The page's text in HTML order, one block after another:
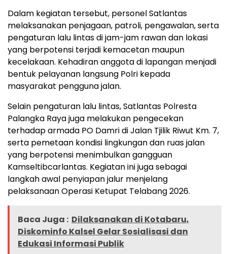
Dalam kegiatan tersebut, personel Satlantas
melaksanakan penjagaan, patroli, pengawalan, serta
pengaturan lalu lintas di jam-jam rawan dan lokasi
yang berpotensi terjadi kemacetan maupun
kecelakaan. Kehadiran anggota di lapangan menjadi
bentuk pelayanan langsung Polri kepada
masyarakat pengguna jalan.
Selain pengaturan lalu lintas, Satlantas Polresta
Palangka Raya juga melakukan pengecekan
terhadap armada PO Damri di Jalan Tjilik Riwut Km. 7,
serta pemetaan kondisi lingkungan dan ruas jalan
yang berpotensi menimbulkan gangguan
Kamseltibcarlantas. Kegiatan ini juga sebagai
langkah awal penyiapan jalur menjelang
pelaksanaan Operasi Ketupat Telabang 2026.
Baca Juga : Dilaksanakan di Kotabaru,
Diskominfo Kalsel Gelar Sosialisasi dan
Edukasi Informasi Publik